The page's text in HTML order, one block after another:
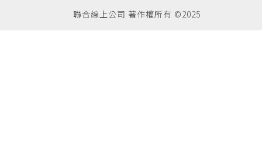
聯合線上公司 著作權所有 ©2025